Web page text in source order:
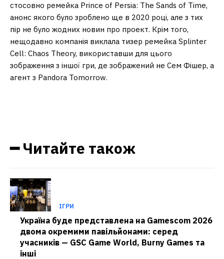
стосовно ремейка Prince of Persia: The Sands of Time,
анонс якого було зроблено ще в 2020 році, але з тих
пір не було жодних новин про проект. Крім того,
нещодавно компанія виклала тизер ремейка Splinter
Cell: Chaos Theory, використавши для цього
зображення з іншої гри, де зображений не Сем Фішер, а
агент з Pandora Tomorrow.
━ Читайте також
ІГРИ
Україна буде представлена на Gamescom 2026
двома окремими павільйонами: серед
учасників — GSC Game World, Burny Games та
інші